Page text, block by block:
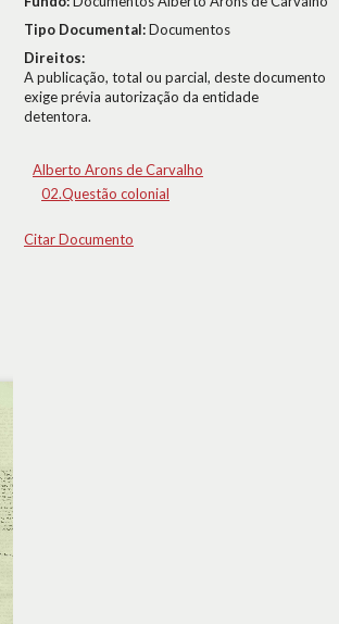
Tipo Documental:Documentos
Direitos:
A publicação, total ou parcial, deste documento
exige prévia autorização da entidade
detentora.
Alberto Arons de Carvalho
02.Questão colonial
Citar Documento